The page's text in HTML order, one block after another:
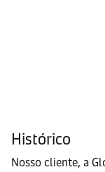
Histórico
Nosso cliente, a